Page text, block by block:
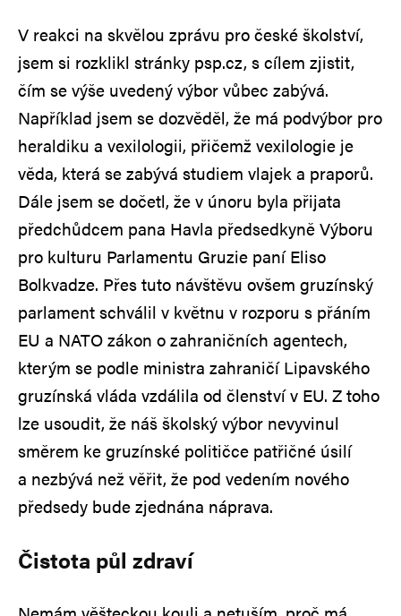
V reakci na skvělou zprávu pro české školství,
jsem si rozklikl stránky psp.cz, s cílem zjistit,
čím se výše uvedený výbor vůbec zabývá.
Například jsem se dozvěděl, že má podvýbor pro
heraldiku a vexilologii, přičemž vexilologie je
věda, která se zabývá studiem vlajek a praporů.
Dále jsem se dočetl, že v únoru byla přijata
předchůdcem pana Havla předsedkyně Výboru
pro kulturu Parlamentu Gruzie paní Eliso
Bolkvadze. Přes tuto návštěvu ovšem gruzínský
parlament schválil v květnu v rozporu s přáním
EU a NATO zákon o zahraničních agentech,
kterým se podle ministra zahraničí Lipavského
gruzínská vláda vzdálila od členství v EU. Z toho
lze usoudit, že náš školský výbor nevyvinul
směrem ke gruzínské političce patřičné úsilí
a nezbývá než věřit, že pod vedením nového
předsedy bude zjednána náprava.
Čistota půl zdraví